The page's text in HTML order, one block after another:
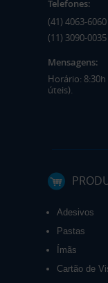
Telefones:
(41) 4063-
(11) 3090-0035
Mensagens:
Horário: 8:30h
úteis).
Adesivos
Pastas
Ímãs
Cartão de